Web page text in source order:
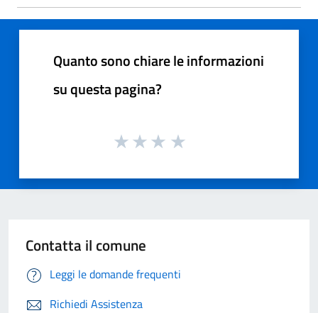
Quanto sono chiare le informazioni
su questa pagina?
Contatta il comune
Leggi le domande frequenti
Richiedi Assistenza